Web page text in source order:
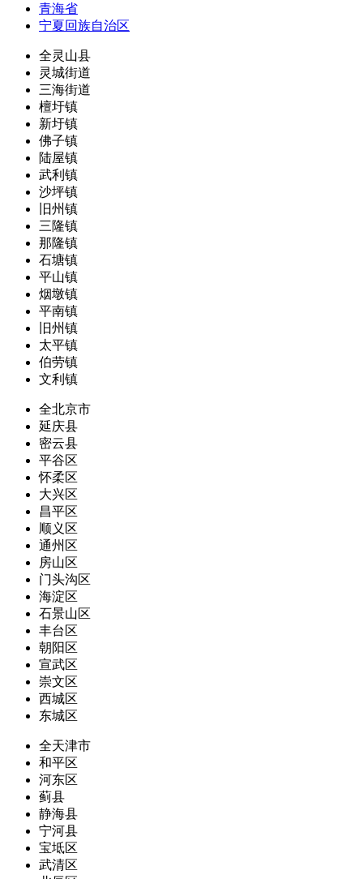
青海省
宁夏回族自治区
全灵山县
灵城街道
三海街道
檀圩镇
新圩镇
佛子镇
陆屋镇
武利镇
沙坪镇
旧州镇
三隆镇
那隆镇
石塘镇
平山镇
烟墩镇
平南镇
旧州镇
太平镇
伯劳镇
文利镇
全北京市
延庆县
密云县
平谷区
怀柔区
大兴区
昌平区
顺义区
通州区
房山区
门头沟区
海淀区
石景山区
丰台区
朝阳区
宣武区
崇文区
西城区
东城区
全天津市
和平区
河东区
蓟县
静海县
宁河县
宝坻区
武清区